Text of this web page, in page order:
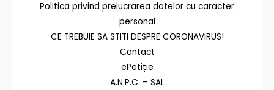
Politica privind prelucrarea datelor cu caracter
personal
CE TREBUIE SA STITI DESPRE CORONAVIRUS!
Contact
ePetiție
A.N.P.C. – SAL